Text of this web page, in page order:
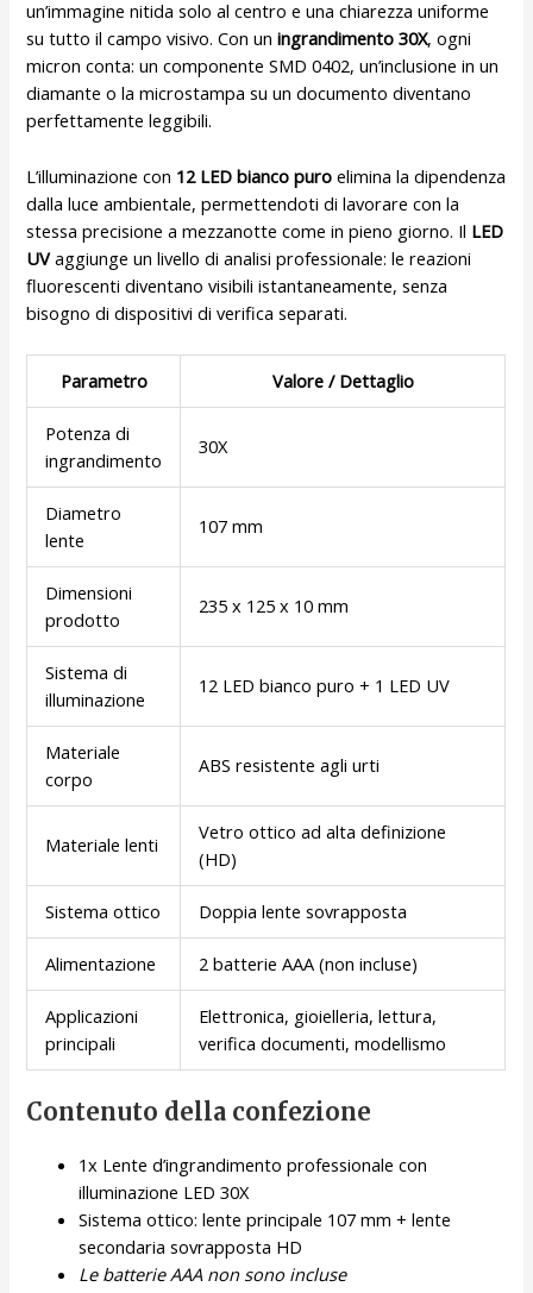
un’immagine nitida solo al centro e una chiarezza uniforme
su tutto il campo visivo. Con uningrandimento 30X, ogni
micron conta: un componente SMD 0402, un’inclusione in un
diamante o la microstampa su un documento diventano
perfettamente leggibili.
L’illuminazione con 12 LED bianco puro elimina la dipendenza
dalla luce ambientale, permettendoti di lavorare con la
stessa precisione a mezzanotte come in pieno giorno. Il LED
UVaggiunge un livello di analisi professionale: le reazioni
fluorescenti diventano visibili istantaneamente, senza
bisogno di dispositivi di verifica separati.
Parametro Valore / Dettaglio
Potenza di
ingrandimento
30X
Diametro
lente
107 mm
Dimensioni
prodotto
235 x 125 x 10 mm
Sistema di
illuminazione
12 LED bianco puro + 1 LED UV
Materiale
corpo
ABS resistente agli urti
Materiale lenti
Vetro ottico ad alta definizione
(HD)
Sistema ottico Doppia lente sovrapposta
Alimentazione 2 batterie AAA (non incluse)
Applicazioni
principali
Elettronica, gioielleria, lettura,
verifica documenti, modellismo
Contenuto della confezione
1x Lente d’ingrandimento professionale con
illuminazione LED 30X
Sistema ottico: lente principale 107 mm + lente
secondaria sovrapposta HD
Le batterie AAA non sono incluse